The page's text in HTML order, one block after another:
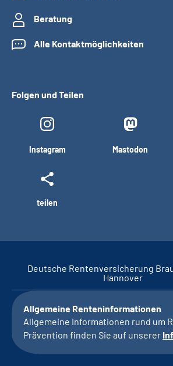
Beratung
Alle Kontaktmöglichkeiten
Folgen und Teilen
Instagram Mastodon
teilen
Deutsche Rentenversicherung
Hannover
Allgemeine Renteninformationen
Allgemeine Informationen rund um
Prävention finden Sie auf unserer